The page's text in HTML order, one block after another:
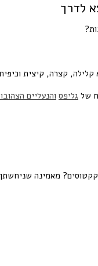
לדרך
קלילה, קצרה, קיצית
של גליפס והנעליים
מאמינה